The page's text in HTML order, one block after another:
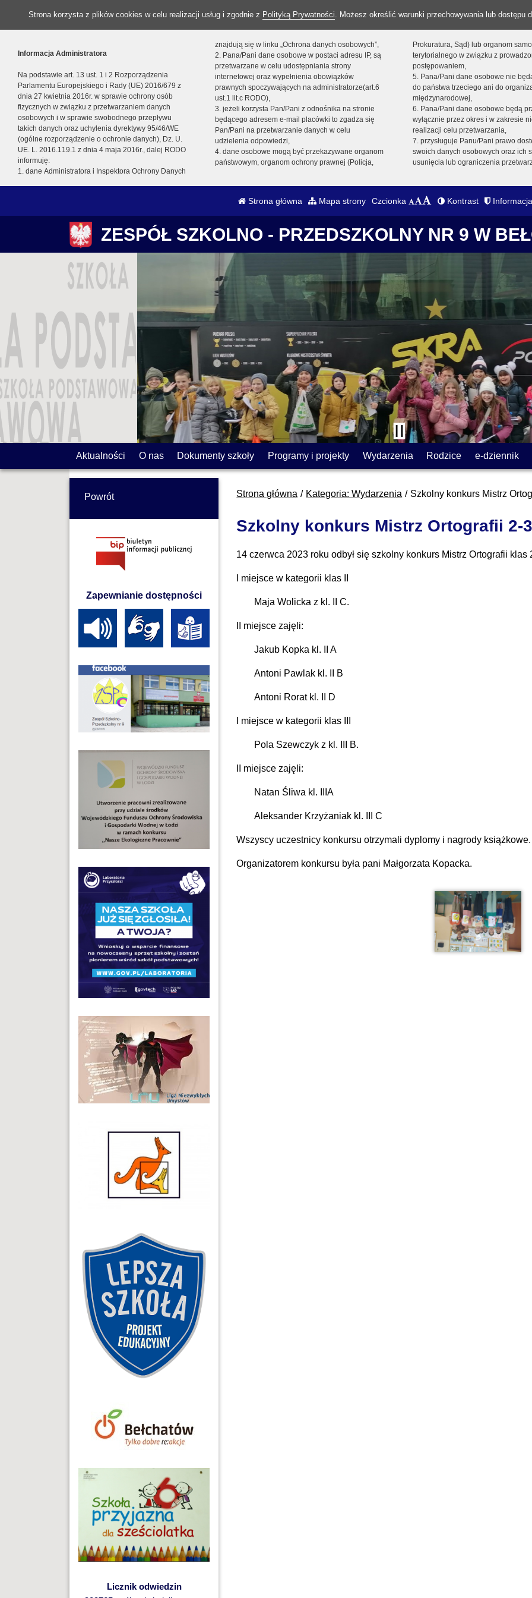
Strona korzysta z plików cookies w celu realizacji usług i zgodnie z Polityką Prywatności. Możesz określić warunki przechowywania lub dostępu
Informacja Administratora
Na podstawie art. 13 ust. 1 i 2 Rozporządzenia
Parlamentu Europejskiego i Rady (UE) 2016/679 z
dnia 27 kwietnia 2016r. w sprawie ochrony osób
fizycznych w związku z przetwarzaniem danych
osobowych i w sprawie swobodnego przepływu
takich danych oraz uchylenia dyrektywy 95/46/WE
(ogólne rozporządzenie o ochronie danych), Dz. U.
UE. L. 2016.119.1 z dnia 4 maja 2016r., dalej RODO
informuję:
1. dane Administratora i Inspektora Ochrony Danych
znajdują się w linku „Ochrona danych osobowych”,
2. Pana/Pani dane osobowe w postaci adresu IP, są
przetwarzane w celu udostępniania strony
internetowej oraz wypełnienia obowiązków
prawnych spoczywających na administratorze(art.6
ust.1 lit.c RODO),
3. jeżeli korzysta Pan/Pani z odnośnika na stronie
będącego adresem e-mail placówki to zgadza się
Pan/Pani na przetwarzanie danych w celu
udzielenia odpowiedzi,
4. dane osobowe mogą być przekazywane organom
państwowym, organom ochrony prawnej (Policja,
Prokuratura, Sąd) lub organom
terytorialnego w związku z
postępowaniem,
5. Pana/Pani dane osobowe nie
do państwa trzeciego ani do
międzynarodowej,
6. Pana/Pani dane osobowe będą
wyłącznie przez okres i w zakresie
realizacji celu przetwarzania,
7. przysługuje Panu/Pani prawo
swoich danych osobowych oraz ich
usunięcia lub ograniczenia
Strona główna Mapa strony Czcionka Kontrast
ZESPÓŁ SZKOLNO - PRZEDSZKOLNY NR 9 W
Aktualności O nas Dokumenty szkoły Programy i projekty Wydarzenia Rodzice e-dziennik
Strona główna Kategoria: Wydarzenia Szkolny konkurs Mistrz
Szkolny konkurs Mistrz Ortografii 2-
14 czerwca 2023 roku odbył się szkolny konkurs Mistrz Ortografii klas
I miejsce w kategorii klas II
Maja Wolicka z kl. II C.
II miejsce zajęli:
Jakub Kopka kl. II A
Antoni Pawlak kl. II B
Antoni Rorat kl. II D
I miejsce w kategorii klas III
Pola Szewczyk z kl. III B.
II miejsce zajęli:
Natan Śliwa kl. IIIA
Aleksander Krzyżaniak kl. III C
Wszyscy uczestnicy konkursu otrzymali dyplomy i nagrody
Organizatorem konkursu była pani Małgorzata Kopacka.
Powrót
Zapewnianie dostępności
Licznik odwiedzin